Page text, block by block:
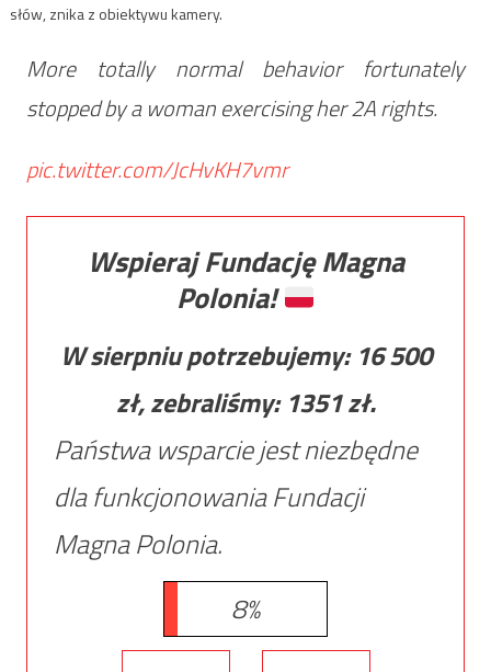
słów, znika z obiektywu kamery.
More totally normal behavior fortunately
stopped by a woman exercising her 2A rights.
pic.twitter.com/JcHvKH7vmr
Wspieraj Fundację Magna
Polonia!
W sierpniu potrzebujemy: 16 500
zł, zebraliśmy: 1351zł.
Państwa wsparcie jest niezbędne
dla funkcjonowania Fundacji
Magna Polonia.
8%